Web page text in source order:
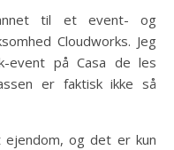
til et event- og
Cloudworks. Jeg
på Casa de les
er faktisk ikke så
ejendom, og det er kun